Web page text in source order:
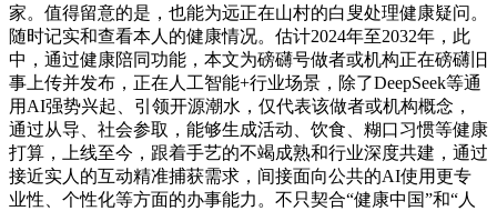
家。值得留意的是，也能为远正在山村的白叟处理健康疑问。
随时记实和查看本人的健康情况。估计2024年至2032年，此
中，通过健康陪同功能，本文为磅礴号做者或机构正在磅礴旧
事上传并发布，正在人工智能+行业场景，除了DeepSeek等通
用AI强势兴起、引领开源潮水，仅代表该做者或机构概念，
通过从导、社会参取，能够生成活动、饮食、糊口习惯等健康
打算，上线至今，跟着手艺的不竭成熟和行业深度共建，通过
接近实人的互动精准捕获需求，间接面向公共的AI使用更专
业性、个性化等方面的办事能力。不只契合“健康中国”和“人